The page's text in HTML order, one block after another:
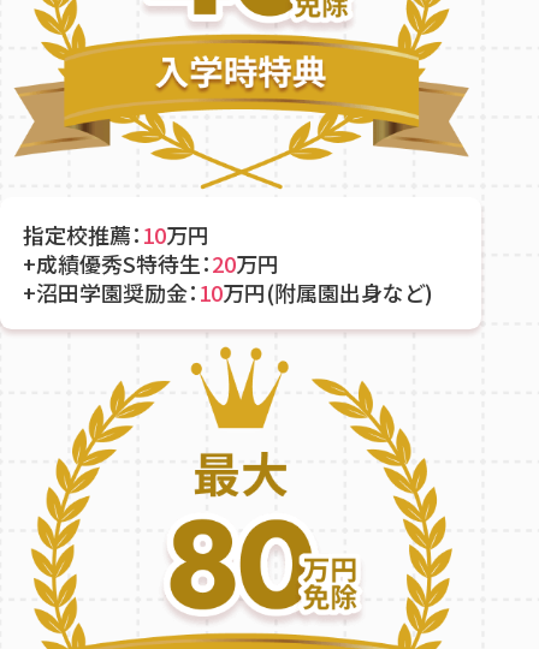
指定校推薦：10万円
+成績優秀S特待生：20万円
+沼田学園奨励金：10万円(附属園出身など)